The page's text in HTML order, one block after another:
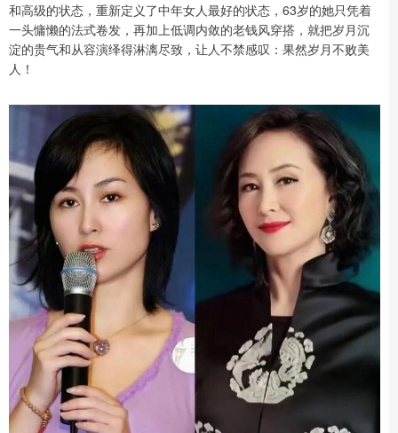
和高级的状态，重新定义了中年女人最好的状态，63岁的她只凭着
一头慵懒的法式卷发，再加上低调内敛的老钱风穿搭，就把岁月沉
淀的贵气和从容演绎得淋漓尽致，让人不禁感叹：果然岁月不败美
人！